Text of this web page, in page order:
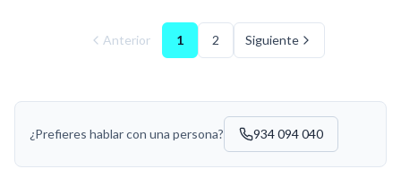
Anterior 1 2 Siguiente
¿Prefieres hablar con una persona? 934 094 040